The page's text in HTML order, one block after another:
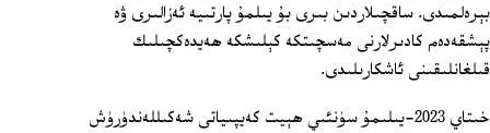
بېرەلمىدى. ساقچىلاردىن بىرى بۇ يىلمۇ پارتىيە ئەزالىرى ۋە
پېشقەدەم كادىرلارنى مەسچىتكە كېلىشكە ھەيدەكچىلىك
قىلغانلىقىنى ئاشكارىلىدى.
خىتاي 2023-يىلىمۇ سۈنئىي ھېيت كەيپىياتى شەكىللەندۈرۈش